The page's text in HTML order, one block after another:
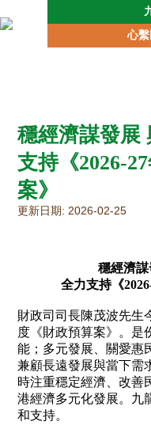
本
動
地
區
委
員
會
社
會
服
務
基
心
穩經濟謀發展
支持《2026-
案》
更新日期: 2026-02-25
穩經濟
全力支持《
財政司司長陳茂波先生
度《財政預算案》。是
能；多元發展、關愛惠
兼顧長遠發展與當下需
時注重穩定經濟、改善
港經濟多元化發展。九
和支持。